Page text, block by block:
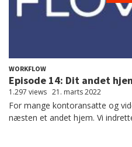
WORKFLOW
Episode 14: Dit andet
1.297 views 21. marts 2022
For mange kontoransatte og
næsten et andet hjem. Vi